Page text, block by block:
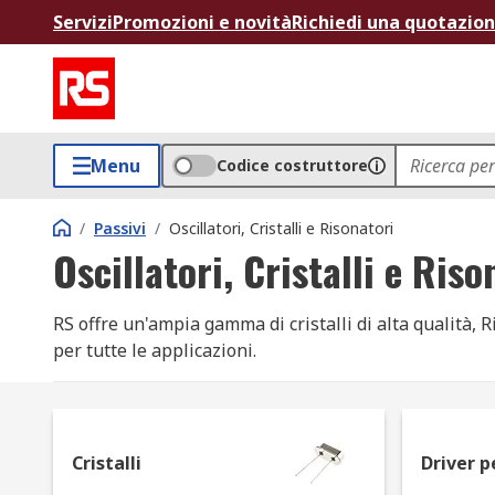
ServiziPromozioni e novitàRichiedi una
Menu Codice costruttore
/ Passivi / Oscillatori, Cristalli e Risonatori
Oscillatori, Cristalli e
RS offre un'ampia gamma di cristalli di alta qualità,
per tutte le applicazioni.
Un cristallo crea una carica elettrica quando viene
tratta di un componente passivo che produce
Cristalli Driver